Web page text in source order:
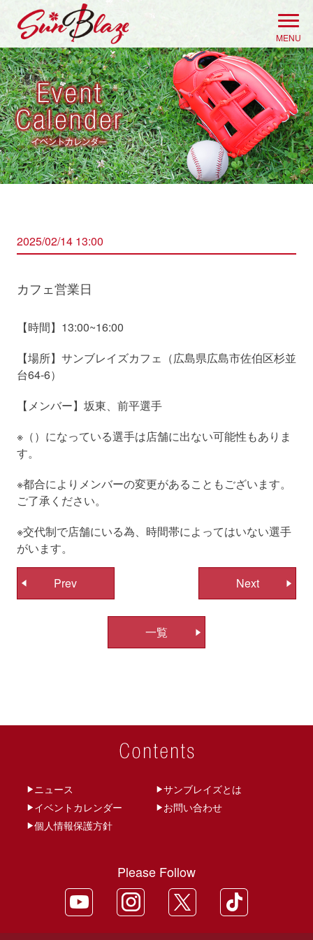
content
MENU
2025/02/14 13:00
カフェ営業日
【時間】13:00~16:00
【場所】サンブレイズカフェ（広島県広島市佐伯区杉並
台64-6）
【メンバー】坂東、前平選手
※（）になっている選手は店舗に出ない可能性もありま
す。
※都合によりメンバーの変更があることもございます。
ご了承ください。
※交代制で店舗にいる為、時間帯によってはいない選手
がいます。
投
稿
Prev Next
一覧
ニュース
サンブレイズとは
イベントカレンダー
お問い合わせ
個人情報保護方針
Please Follow